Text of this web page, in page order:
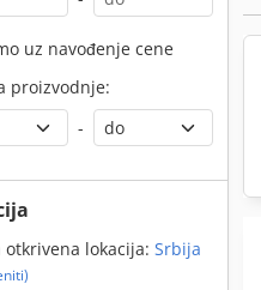
uz navođenje cene
proizvodnje:
-
otkrivena lokacija: Srbija